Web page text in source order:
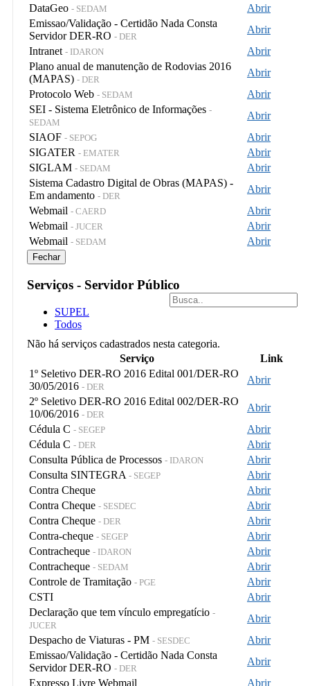
DataGeo - SEDAM
Abrir
Emissao/Validação - Certidão Nada Consta
Servidor DER-RO - DER
Abrir
Intranet - IDARON
Abrir
Plano anual de manutenção de Rodovias 2016
(MAPAS) - DER
Abrir
Protocolo Web - SEDAM
Abrir
SEI - Sistema Eletrônico de Informações -
SEDAM
Abrir
SIAOF - SEPOG
Abrir
SIGATER - EMATER
Abrir
SIGLAM - SEDAM
Abrir
Sistema Cadastro Digital de Obras (MAPAS) -
Em andamento - DER
Abrir
Webmail - CAERD
Abrir
Webmail - JUCER
Abrir
Webmail - SEDAM Abrir
Fechar
Serviços - Servidor Público
SUPEL
Todos
Não há serviços cadastrados nesta categoria.
Serviço
Link
1º Seletivo DER-RO 2016 Edital 001/DER-RO
30/05/2016 - DER
Abrir
2º Seletivo DER-RO 2016 Edital 002/DER-RO
10/06/2016 - DER
Abrir
Cédula C - SEGEP
Abrir
Cédula C - DER
Abrir
Consulta Pública de Processos - IDARON
Abrir
Consulta SINTEGRA - SEGEP
Abrir
Contra Cheque
Abrir
Contra Cheque - SESDEC
Abrir
Contra Cheque - DER
Abrir
Contra-cheque - SEGEP
Abrir
Contracheque - IDARON
Abrir
Contracheque - SEDAM
Abrir
Controle de Tramitação - PGE
Abrir
CSTI
Abrir
Declaração que tem vínculo empregatício -
JUCER
Abrir
Despacho de Viaturas - PM - SESDEC
Abrir
Emissao/Validação - Certidão Nada Consta
Servidor DER-RO - DER
Abrir
Expresso Livre Webmail
Abrir